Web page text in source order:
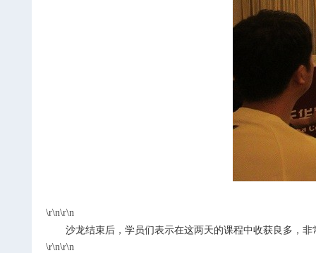
\r\n\r\n
沙龙结束后，学员们表示在这两天的课程中收获良多，
\r\n\r\n